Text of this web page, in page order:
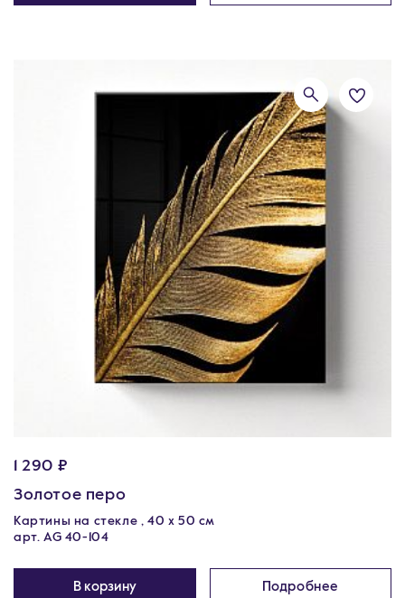
1 290 ₽
Золотое перо
Картины на стекле , 40 х 50 см
арт. AG 40-104
В корзину Подробнее